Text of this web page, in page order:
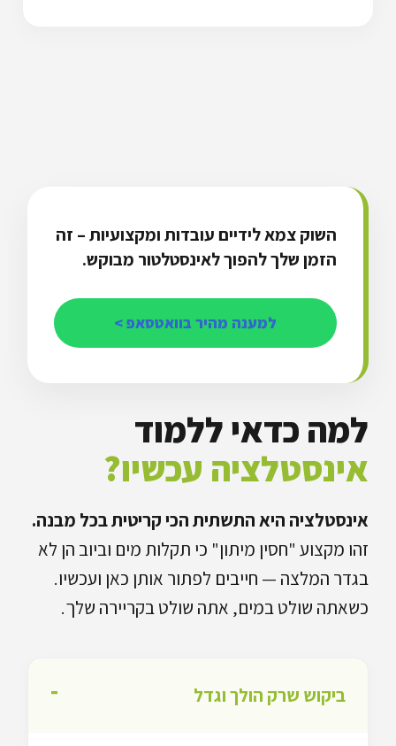
השוק צמא לידיים עובדות ומקצועיות – זה
הזמן שלך להפוך לאינסטלטור מבוקש.
למענה מהיר בוואטסאפ >
למה כדאי ללמוד
אינסטלציה עכשיו?
אינסטלציה היא התשתית הכי קריטית בכל מבנה.
זהו מקצוע "חסין מיתון" כי תקלות מים וביוב הן לא
בגדר המלצה — חייבים לפתור אותן כאן ועכשיו.
כשאתה שולט במים, אתה שולט בקריירה שלך.
ביקוש שרק הולך וגדל